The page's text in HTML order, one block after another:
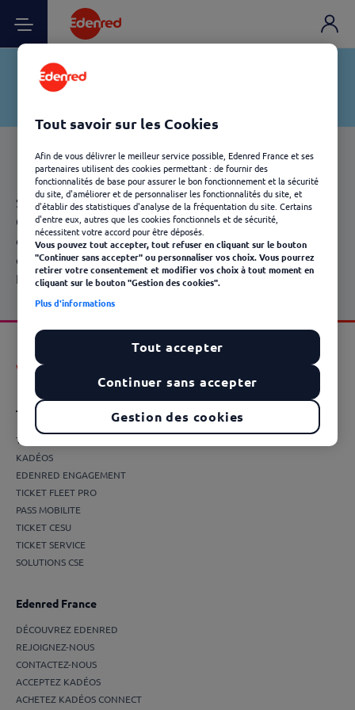
Simplifiez lesdéplacementsde vos collaborateurs
Optimisez vos frais de carburant et simplifiez les
déplacements de vos collaborateurs avec lacarte
carburant multi-enseignes. 3 200stationspartout en
France dont 1 800 stations prix bas*.
Toutes les solutions
TICKET RESTAURANT®
KADÉOS
EDENRED ENGAGEMENT
TICKET FLEET PRO
PASS MOBILITE
TICKET CESU
TICKET SERVICE
SOLUTIONS CSE
Edenred France
DÉCOUVREZ EDENRED
REJOIGNEZ-NOUS
CONTACTEZ-NOUS
ACCEPTEZ KADÉOS
ACHETEZ KADÉOS CONNECT
Tout savoir sur les Cookies
Afin de vous délivrer le meilleur service possible, Edenred France et ses
partenaires utilisent des cookies permettant : de fournir des
fonctionnalités de base pour assurer le bon fonctionnement et la sécurité
du site, d'améliorer et de personnaliser les fonctionnalités du site, et
d'établir des statistiques d'analyse de la fréquentation du site. Certains
d'entre eux, autres que les cookies fonctionnels et de sécurité,
nécessitent votre accord pour être déposés.
Vous pouvez tout accepter, tout refuser en cliquant sur le bouton
"Continuer sans accepter" ou personnaliser vos choix. Vous pourrez
retirer votre consentement et modifier vos choix à tout moment en
cliquant sur le bouton "Gestion des cookies".
Plus d'informations
Gestion des cookies
Continuer sans accepter
Tout accepter